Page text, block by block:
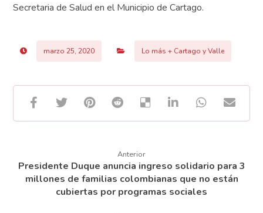
Secretaria de Salud en el Municipio de Cartago.
marzo 25, 2020 Lo más + Cartago y Valle
Anterior
Presidente Duque anuncia ingreso solidario para 3
millones de familias colombianas que no están
cubiertas por programas sociales